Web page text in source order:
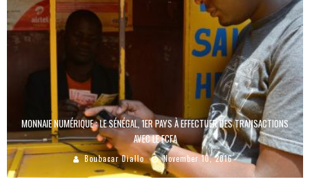
MONNAIE NUMÉRIQUE : LE SÉNÉGAL, 1ER PAYS À EFFECTUER DES TRANSACTIONS
AVEC LE FCFA
Boubacar Diallo November 10, 2016